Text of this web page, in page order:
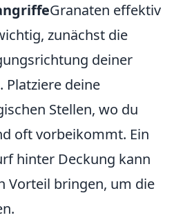
Granaten effektiv
zunächst die
deiner
Platziere deine
Stellen, wo du
oft vorbeikommt. Ein
hinter Deckung kann
Vorteil bringen, um die